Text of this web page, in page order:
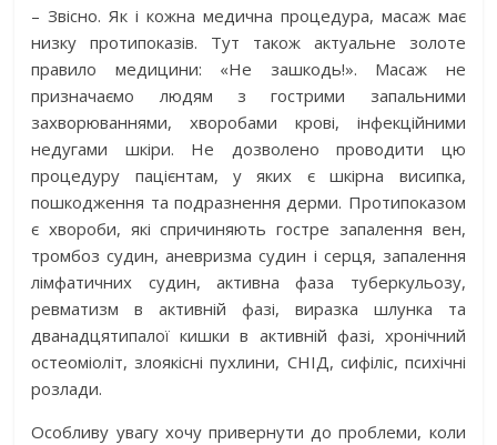
– Звісно. Як і кожна медична процедура, масаж має
низку протипоказів. Тут також актуальне золоте
правило медицини: «Не зашкодь!». Масаж не
призначаємо людям з гострими запальними
захворюваннями, хворобами крові, інфекційними
недугами шкіри. Не дозволено проводити цю
процедуру пацієнтам, у яких є шкірна висипка,
пошкодження та подразнення дерми. Протипоказом
є хвороби, які спричиняють гостре запалення вен,
тромбоз судин, аневризма судин і серця, запалення
лімфатичних судин, активна фаза туберкульозу,
ревматизм в активній фазі, виразка шлунка та
дванадцятипалої кишки в активній фазі, хронічний
остеоміоліт, злоякісні пухлини, СНІД, сифіліс, психічні
розлади.
Особливу увагу хочу привернути до проблеми, коли